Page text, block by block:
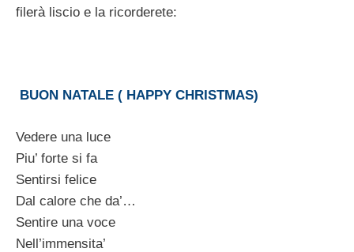
filerà liscio e la ricorderete:
BUON NATALE ( HAPPY CHRISTMAS)
Vedere una luce
Piu’ forte si fa
Sentirsi felice
Dal calore che da’…
Sentire una voce
Nell’immensita’